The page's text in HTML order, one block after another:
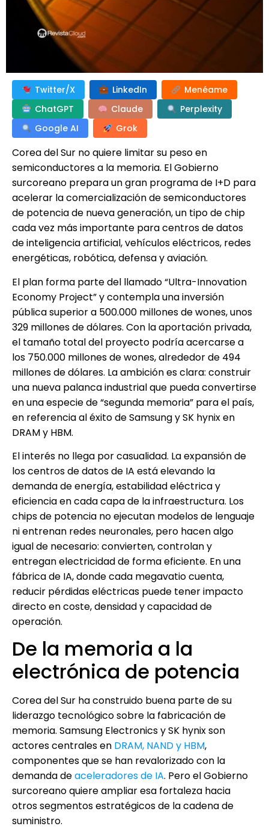
Twitter/X LinkedIn
Menéame
ChatGPT
Claude
Perplexity
Google AI
Grok
Corea del Sur no quiere limitar su peso en
semiconductores a la memoria. El Gobierno
surcoreano prepara un gran programa de I+D para
acelerar la comercialización de semiconductores
de potencia de nueva generación, un tipo de chip
cada vez más importante para centros de datos
de inteligencia artificial, vehículos eléctricos, redes
energéticas, robótica, defensa y aviación.
El plan forma parte del llamado “Ultra-Innovation
Economy Project” y contempla una inversión
pública superior a 500.000 millones de wones, unos
329 millones de dólares. Con la aportación privada,
el tamaño total del proyecto podría acercarse a
los 750.000 millones de wones, alrededor de 494
millones de dólares. La ambición es clara: construir
una nueva palanca industrial que pueda convertirse
en una especie de “segunda memoria” para el país,
en referencia al éxito de Samsung y SK hynix en
DRAM y HBM.
El interés no llega por casualidad. La expansión de
los centros de datos de IA está elevando la
demanda de energía, estabilidad eléctrica y
eficiencia en cada capa de la infraestructura. Los
chips de potencia no ejecutan modelos de lenguaje
ni entrenan redes neuronales, pero hacen algo
igual de necesario: convierten, controlan y
entregan electricidad de forma eficiente. En una
fábrica de IA, donde cada megavatio cuenta,
reducir pérdidas eléctricas puede tener impacto
directo en coste, densidad y capacidad de
operación.
De la memoria a la
electrónica de potencia
Corea del Sur ha construido buena parte de su
liderazgo tecnológico sobre la fabricación de
memoria. Samsung Electronics y SK hynix son
actores centrales en DRAM, NAND y HBM,
componentes que se han revalorizado con la
demanda deaceleradores de IA. Pero el Gobierno
surcoreano quiere ampliar esa fortaleza hacia
otros segmentos estratégicos de la cadena de
suministro.